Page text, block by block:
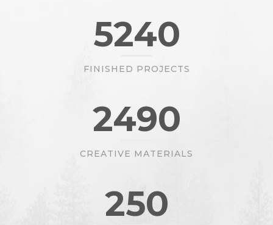
5240
FINISHED PROJECTS
2490
CREATIVE MATERIALS
250